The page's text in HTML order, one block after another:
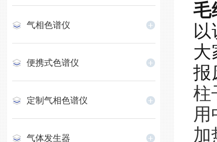
气相色谱仪
便携式色谱仪
定制气相色谱仪
气体发生器
毛
以
大
报
柱
用
加